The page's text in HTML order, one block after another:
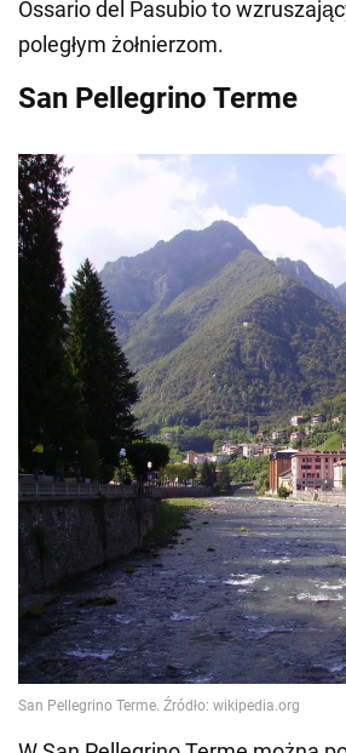
Ossario del Pasubio to
poległym żołnierzom.
San Pellegrino Terme